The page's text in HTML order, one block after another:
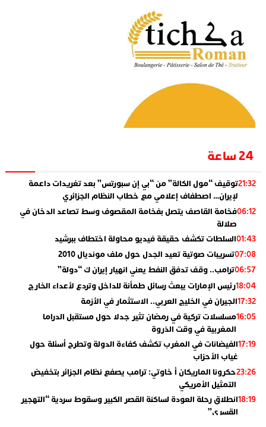
24 ساعة
21:32توقيف “مول الكالة” من “بي إن سبورتس” بعد تغريدات داعمة
لإيران… اصطفاف إعلامي مع خطاب النظام الجزائري
06:12فخامة القاصف يتصل بفخامة المقصوف وسط تصاعد الدخان في
صلالة
01:43السلطات تكشف حقيقة فيديو محاولة اختطاف ببرشيد
07:08تسريبات صوتية تعيد الجدل حول ملف مونديال 2010
06:57ترامب.. وقف تدفق النفط يعني انهيار إيران ك “دولة”
18:04رئيس الإمارات يبعث رسائل طمأنة للداخل وتردع لأعداء الخارج
17:32الجيران في الخليج العربي.. الاستثمار في الأزمة
16:05مسلسلات تركية في رمضان تثير جدلا حول مستقبل الدراما
المغربية في وقت الذروة
17:19الفيضانات في المغرب تكشف كفاءة الدولة وتطرح أسئلة حول
غياب الأحزاب
23:26حكرونا الماريكان أ خاوتي: ترامب يصفع نظام الجزائر بتخفيض
التمثيل الأمريكي
18:19انطلاق رحلة العودة لساكنة القصر الكبير وسقوط سردية “التهجير
القسري”